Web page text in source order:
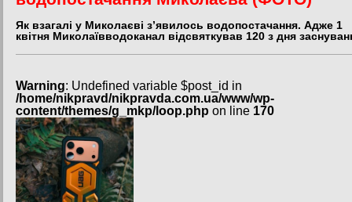
Як взагалі у Миколаєві з’явилось водопостачання. Адже 1
квітня Миколаївводоканал відсвяткував 120 з дня
Warning: Undefined variable $post_id in
/home/nikpravd/nikpravda.com.ua/www/wp-
content/themes/g_mkp/loop.php on line 170